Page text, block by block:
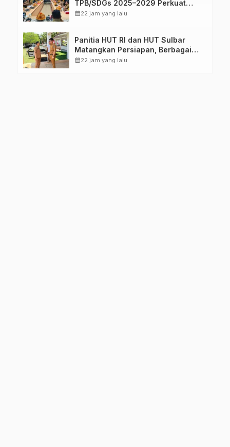
TPB/SDGs 2025–2029 Perkuat
Arah Pembangunan Berkelanjutan
calendar_month22 jam yang lalu
Panitia HUT RI dan HUT Sulbar
Matangkan Persiapan, Berbagai
Lomba Akan Dilaksanakan Pemprov
calendar_month22 jam yang lalu